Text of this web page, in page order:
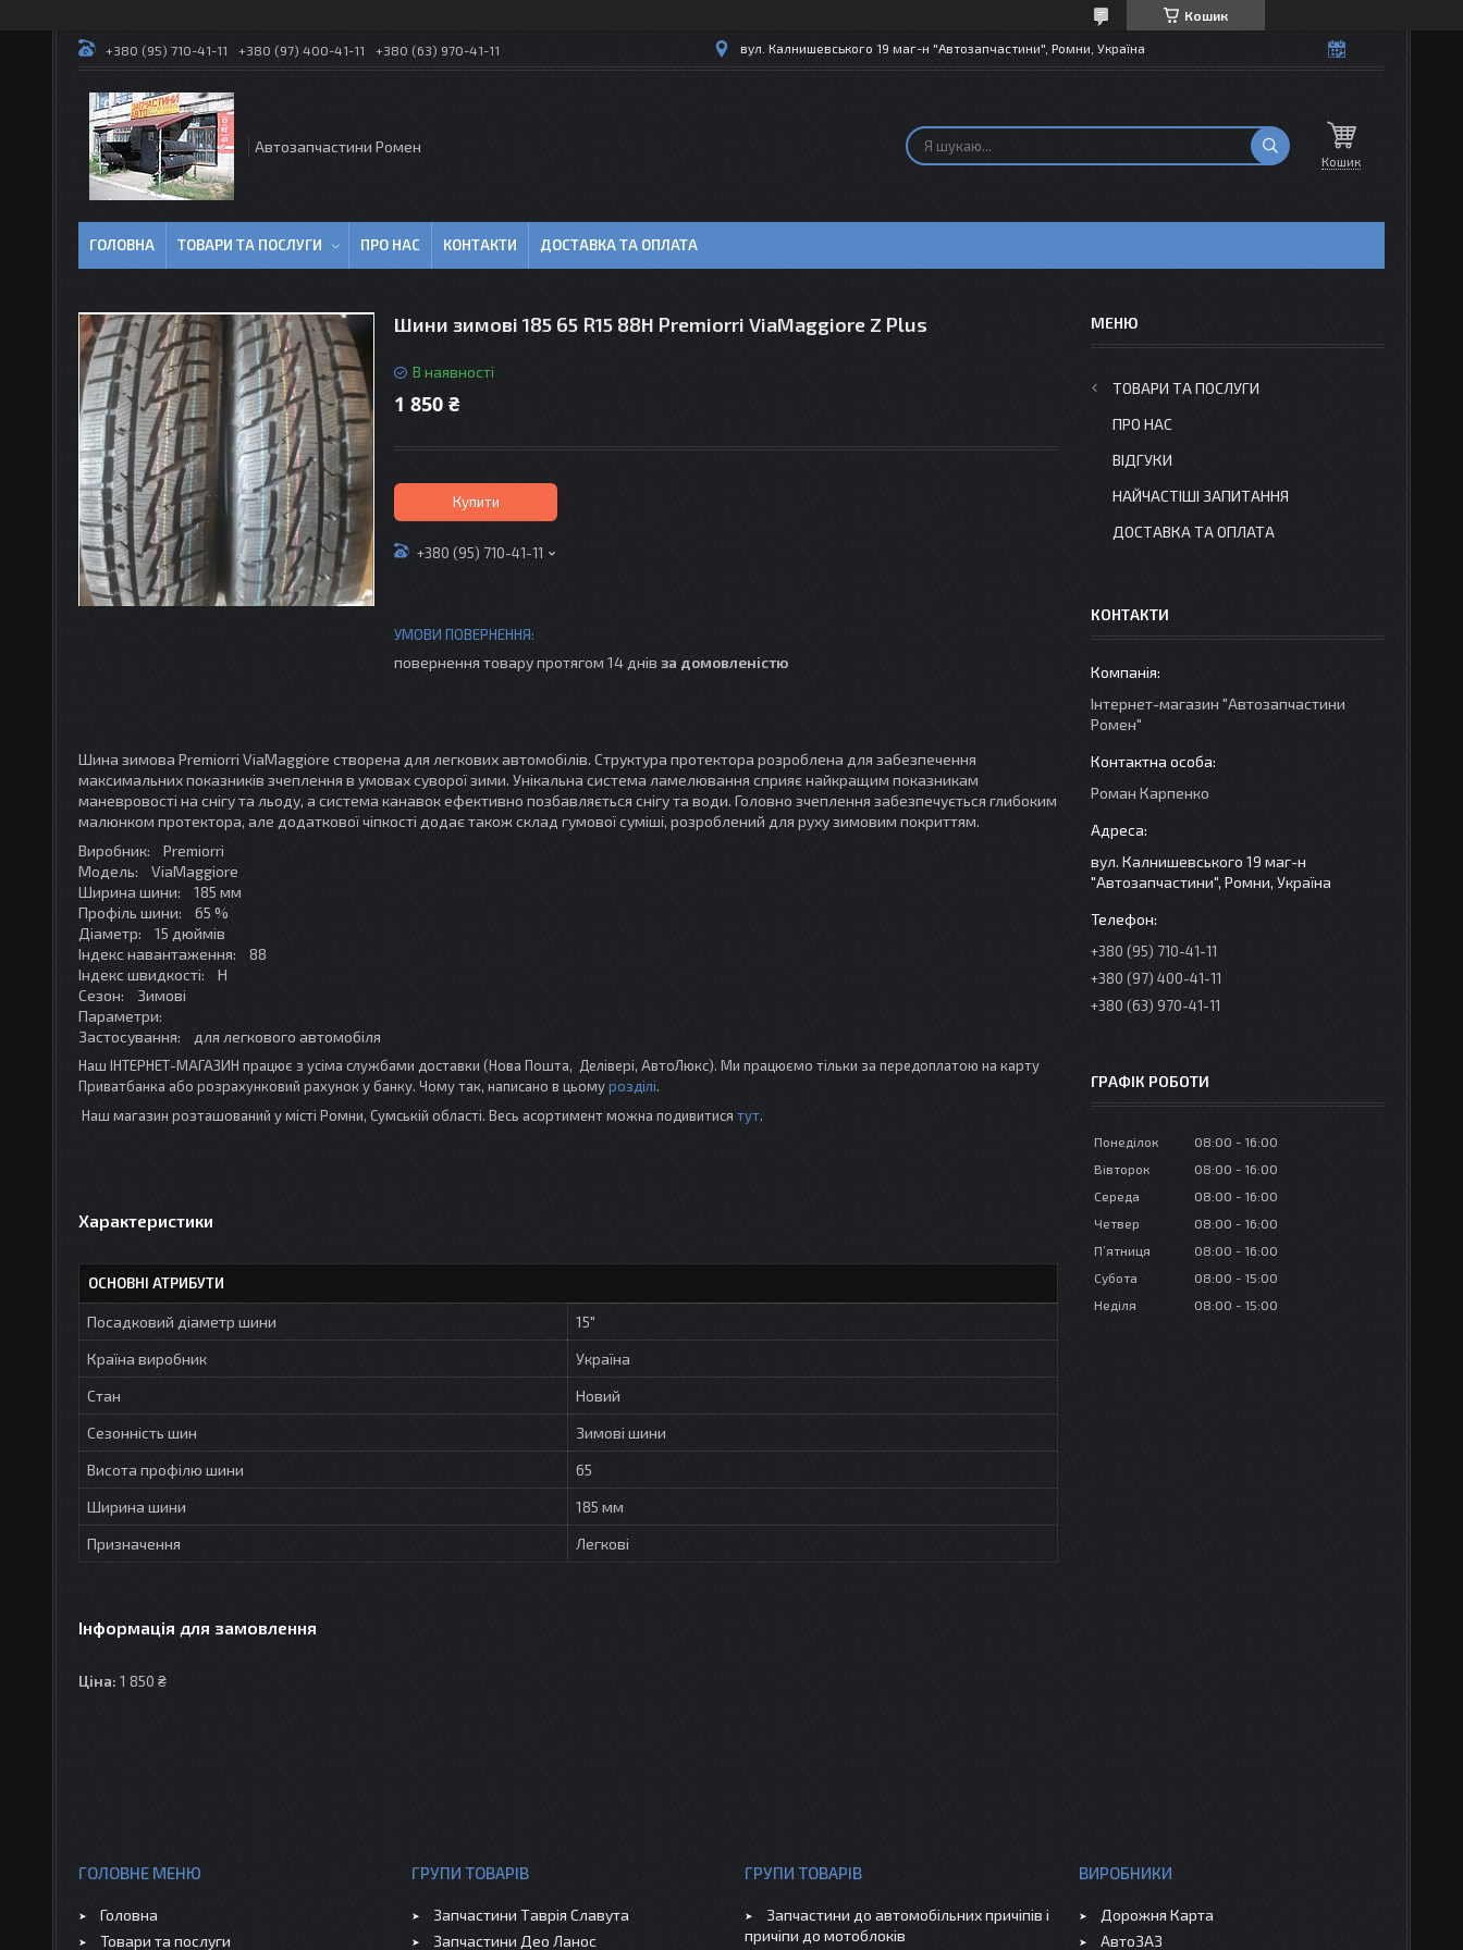
Кошик
+380 (95) 710-41-11 +380 (97) 400-41-11 +380 (63) 970-41-11 вул. Калнишевського 19 маг-н "Автозапчастини", Ромни, Україна
Автозапчастини Ромен
Кошик
ГОЛОВНА ТОВАРИ ТА ПОСЛУГИ ПРО НАС КОНТАКТИ ДОСТАВКА ТА ОПЛАТА
Шини зимові 185 65 R15 88H Premiorri ViaMaggiore Z Plus
В наявності
1 850 ₴
Купити
+380 (95) 710-41-11
повернення товару протягом 14 днів за домовленістю
Шина зимова Premiorri ViaMaggiore створена для легкових автомобілів. Структура протектора розроблена для забезпечення
максимальних показників зчеплення в умовах суворої зими. Унікальна система ламелювання сприяє найкращим показникам
маневровості на снігу та льоду, а система канавок ефективно позбавляється снігу та води. Головно зчеплення забезпечується глибоким
малюнком протектора, але додаткової чіпкості додає також склад гумової суміші, розроблений для руху зимовим покриттям.
Виробник: Premiorri
Модель: ViaMaggiore
Ширина шини: 185 мм
Профіль шини: 65 %
Діаметр: 15 дюймів
Індекс навантаження: 88
Індекс швидкості: Н
Сезон: Зимові
Параметри:
Застосування: для легкового автомобіля
Наш ІНТЕРНЕТ-МАГАЗИН працює з усіма службами доставки (Нова Пошта, Делівері, АвтоЛюкс). Ми працюємо тільки за передоплатою на карту
Приватбанка або розрахунковий рахунок у банку. Чому так, написано в цьомурозділі.
Наш магазин розташований у місті Ромни, Сумській області. Весь асортимент можна подивитися тут.
Характеристики
ОСНОВНІ АТРИБУТИ
Посадковий діаметр шини
15"
Країна виробник
Україна
Стан
Новий
Сезонність шин
Зимові шини
Висота профілю шини
65
Ширина шини
185 мм
Призначення
Легкові
Інформація для замовлення
Ціна: 1 850 ₴
ТОВАРИ ТА ПОСЛУГИ
ПРО НАС
ВІДГУКИ
НАЙЧАСТІШІ ЗАПИТАННЯ
ДОСТАВКА ТА ОПЛАТА
КОНТАКТИ
Інтернет-магазин "Автозапчастини
Ромен"
Роман Карпенко
вул. Калнишевського 19 маг-н
"Автозапчастини", Ромни, Україна
+380 (95) 710-41-11
+380 (97) 400-41-11
+380 (63) 970-41-11
ГРАФІК РОБОТИ
Понеділок 08:00
16:00
Вівторок
08:00
16:00
Середа
08:00
16:00
Четвер
08:00
16:00
Пʼятниця
08:00
16:00
Субота
08:00
15:00
Неділя
08:00 15:00
ГОЛОВНЕ МЕНЮ
Головна
Товари та послуги
ГРУПИ ТОВАРІВ
Запчастини Таврія Славута
Запчастини Део Ланос
ГРУПИ ТОВАРІВ
Запчастини до автомобільних причіпів і
причіпи до мотоблоків
ВИРОБНИКИ
Дорожня Карта
АвтоЗАЗ